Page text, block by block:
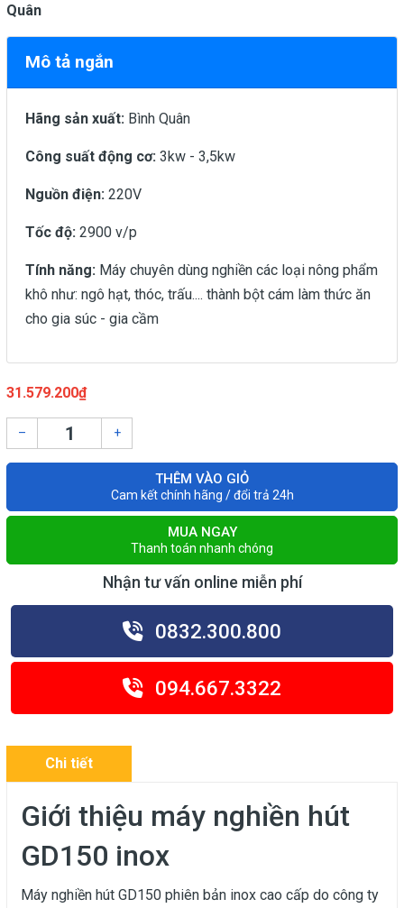
Quân
Mô tả ngắn
Hãng sản xuất: Bình Quân
Công suất động cơ: 3kw - 3,5kw
Nguồn điện: 220V
Tốc độ: 2900 v/p
Tính năng: Máy chuyên dùng nghiền các loại nông phẩm
khô như: ngô hạt, thóc, trấu.... thành bột cám làm thức ăn
cho gia súc - gia cầm
31.579.200₫
– +
THÊM VÀO GIỎ
Cam kết chính hãng / đổi trả 24h
MUA NGAY
Thanh toán nhanh chóng
Nhận tư vấn online miễn phí
0832.300.800
094.667.3322
Chi tiết
Giới thiệu máy nghiền hút
GD150 inox
Máy nghiền hút GD150 phiên bản inox cao cấp do công ty